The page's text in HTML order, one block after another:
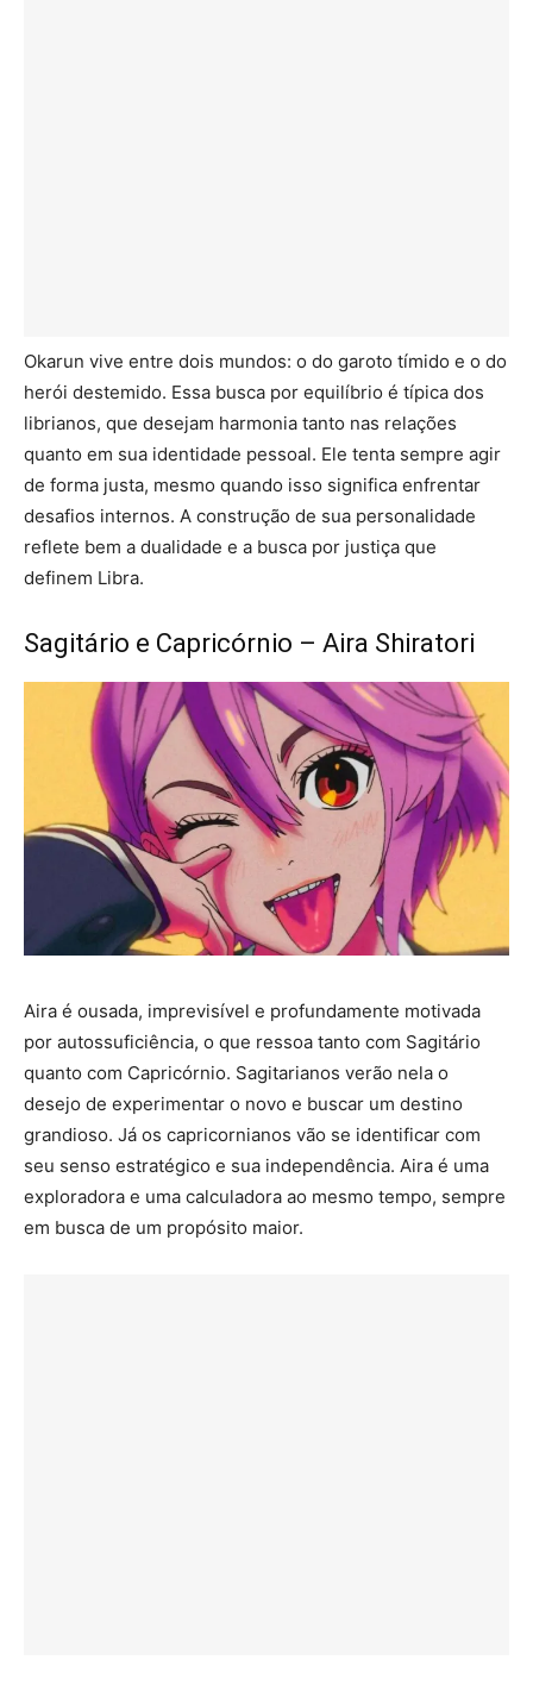
Okarun vive entre dois mundos: o do garoto tímido e o do
herói destemido. Essa busca por equilíbrio é típica dos
librianos, que desejam harmonia tanto nas relações
quanto em sua identidade pessoal. Ele tenta sempre agir
de forma justa, mesmo quando isso significa enfrentar
desafios internos. A construção de sua personalidade
reflete bem a dualidade e a busca por justiça que
definem Libra.
Sagitário e Capricórnio – Aira Shiratori
Aira é ousada, imprevisível e profundamente motivada
por autossuficiência, o que ressoa tanto com Sagitário
quanto com Capricórnio. Sagitarianos verão nela o
desejo de experimentar o novo e buscar um destino
grandioso. Já os capricornianos vão se identificar com
seu senso estratégico e sua independência. Aira é uma
exploradora e uma calculadora ao mesmo tempo, sempre
em busca de um propósito maior.